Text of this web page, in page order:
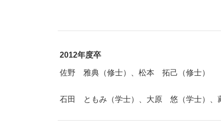
2012年度卒
佐野 雅典（修士） 、松本 拓己（修士）
石田 ともみ（学士）、大原 悠（学士）、